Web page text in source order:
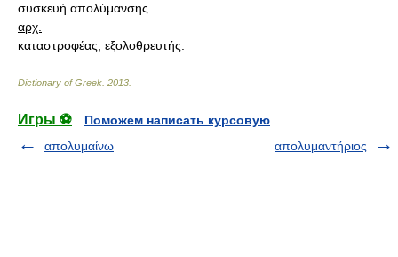
συσκευή απολύμανσης
αρχ.
καταστροφέας, εξολοθρευτής.
Dictionary of Greek 2013
Игры ⚽
Поможем написать курсовую
απολυμαίνω
απολυμαντήριος